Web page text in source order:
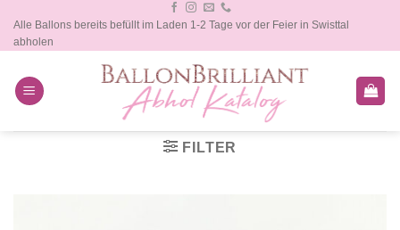
Inhalt
springen
Alle Ballons bereits befüllt im Laden 1-2 Tage vor der Feier in Swisttal
abholen
FILTER